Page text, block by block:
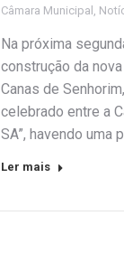
Câmara Municipal
Na próxima
construção da
Canas de
celebrado entre a
SA”, havendo uma
Ler mais